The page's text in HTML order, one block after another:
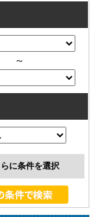
～
に条件を選択